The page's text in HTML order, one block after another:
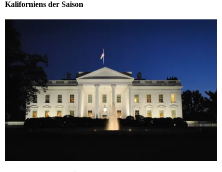
Kaliforniens der Saison